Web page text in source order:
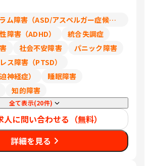
市上土町14 明治安田生命沼津上土町
名古屋市中村区椿町15-21
安田生命名古屋西口ビル9階 岡崎市
通南2-52明治安田生命岡崎ビル2階
重 津市羽所町375 百五・明治安田ビ
階 四日市市朝日町1-3明治安田生命
ル1階 兵庫 神戸市中央区磯上通
5明治安田生命神戸ビル3階 奈良 奈
高天町22-2 明治安田生命奈良ビル4
安田生
山ビル2階 鳥取 鳥取市東品治町
取駅前ビル4階 島根 松江市朝日町
8 明治安田生命松江ビル2階 岡山 岡
北区駅前町1-9-15明治安田生命岡
自閉症スペクトラム障害（ASD/アスペルガー症候群/広汎性発達障害）
障害（ADHD）
統合失調症
社会不安障害
パニック障害
ス障害（PTSD）
神経症）
睡眠障害
知的障害
全て表示(20件)
人に問い合わせる（無料）
詳細を見る